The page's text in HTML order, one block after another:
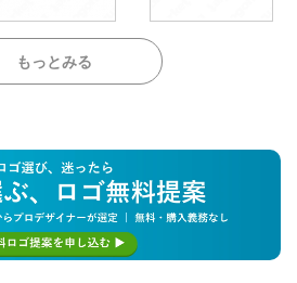
もっとみる